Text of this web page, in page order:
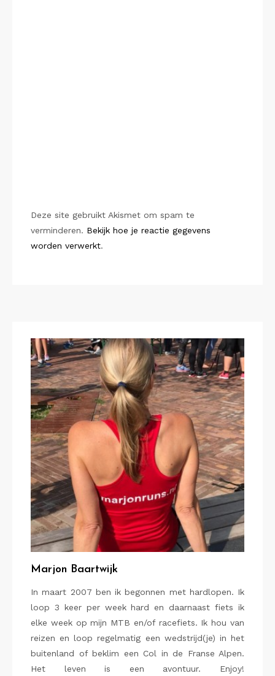
Deze site gebruikt Akismet om spam te
verminderen. Bekijk hoe je reactie gegevens
worden verwerkt.
Marjon Baartwijk
In maart 2007 ben ik begonnen met hardlopen. Ik
loop 3 keer per week hard en daarnaast fiets ik
elke week op mijn MTB en/of racefiets. Ik hou van
reizen en loop regelmatig een wedstrijd(je) in het
buitenland of beklim een Col in de Franse Alpen.
Het leven is een avontuur. Enjoy!